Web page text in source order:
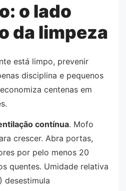
o lado
da limpeza
está limpo, prevenir
disciplina e pequenos
centenas em
contínua. Mofo
crescer. Abra portas,
por pelo menos 20
quentes. Umidade relativa
desestimula